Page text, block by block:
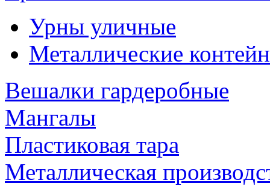
Урны уличные
Металлические
Вешалки гардеробные
Мангалы
Пластиковая тара
Металлическая